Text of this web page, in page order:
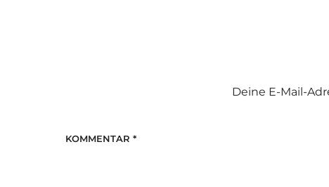
Deine E-Mail-
KOMMENTAR *